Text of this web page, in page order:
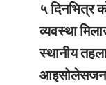
५ दिनभित्र
व्यवस्था
स्थानीय
आइसोलेसजन